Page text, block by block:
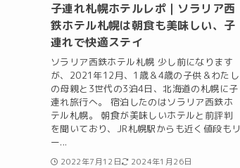
子連れ札幌ホテルレポ｜ソラリア西
鉄ホテル札幌は朝食も美味しい、子
連れで快適ステイ
ソラリア西鉄ホテル札幌 少し前になります
が、2021年12月、1歳＆4歳の子供＆わたし
の母親と3世代の3泊4日、北海道の札幌に子
連れ旅行へ。 宿泊したのはソラリア西鉄ホ
テル札幌。 朝食が美味しいホテルと前評判
を聞いており、JR札幌駅からも近く値段もリ
ー...
2022年7月12日 2024年1月26日